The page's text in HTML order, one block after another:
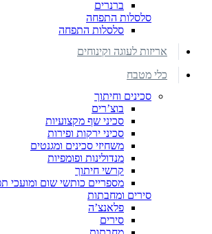
ברנרים
סלסלות התפחה
סלסלות התפחה
אריזות לעוגה וקינוחים
כלי מטבח
סכינים וחיתוך
בוצ’רים
סכיני שף מקצועיות
סכיני ירקות ופירות
משחיזי סכינים ומגנטים
מנדולינות ופומפיות
קרשי חיתוך
מספריים כותשי שום ומועכי
סירים ומחבתות
פלאנצ’ה
סירים